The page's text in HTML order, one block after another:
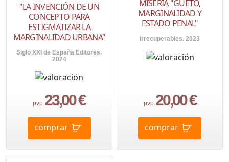
"LA INVENCIÓN DE UN
CONCEPTO PARA
ESTIGMATIZAR LA
MARGINALIDAD URBANA"
Siglo XXI de España Editores.
2024
pvp.23,00 €
comprar
MISERIA "GUETO,
MARGINALIDAD Y
ESTADO PENAL"
Irrecuperables. 2023
pvp.20,00 €
comprar